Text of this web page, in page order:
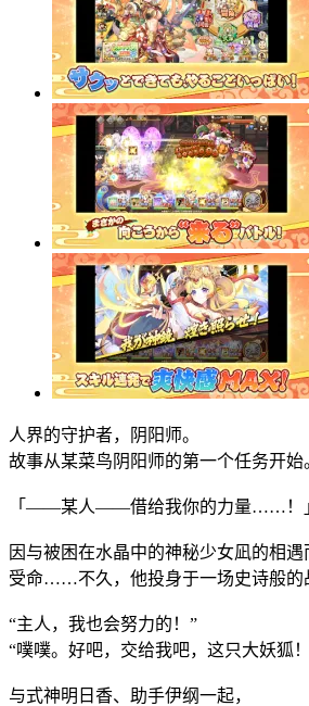
人界的守护者，阴阳师。
故事从某菜鸟阴阳师的第一个任务开始
「——某人——借给我你的力量……！
因与被困在水晶中的神秘少女凪的相遇
受命……不久，他投身于一场史诗般的
“主人，我也会努力的！”
“噗噗。好吧，交给我吧，这只大妖狐
与式神明日香、助手伊纲一起，